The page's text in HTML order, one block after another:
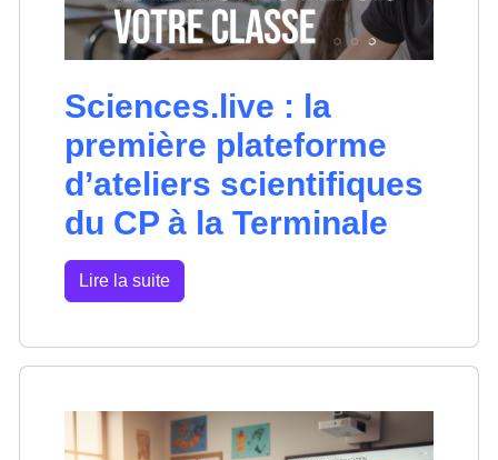
Sciences.live : la
première plateforme
d’ateliers scientifiques
du CP à la Terminale
Lire la suite